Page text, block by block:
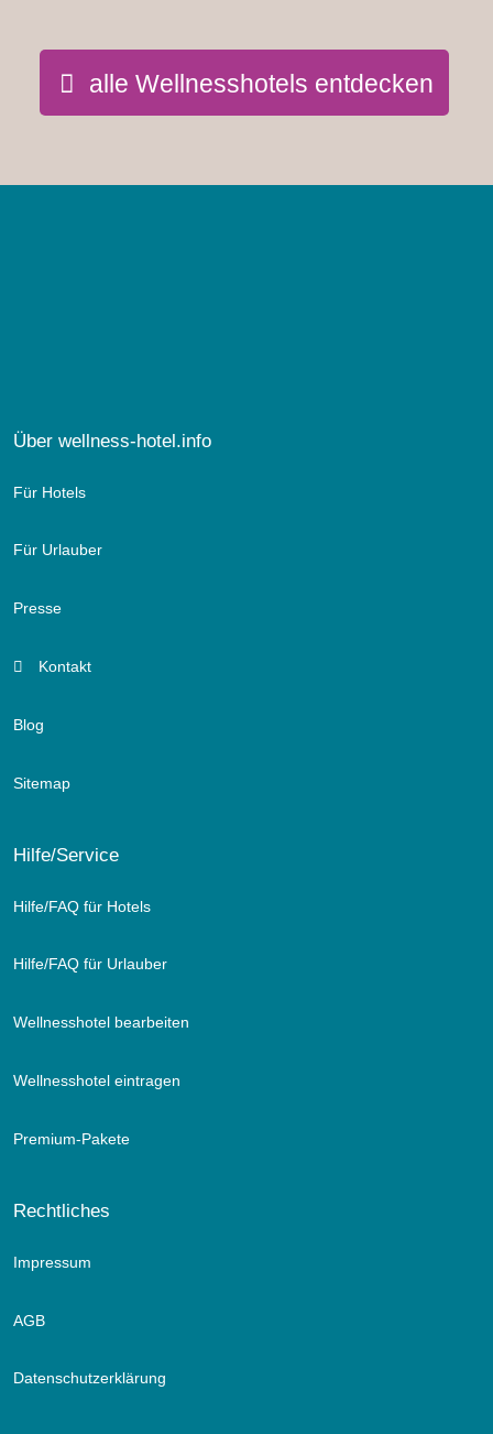
alle Wellnesshotels entdecken
Über wellness-hotel.info
Für Hotels
Für Urlauber
Presse
Kontakt
Blog
Sitemap
Hilfe/Service
Hilfe/FAQ für Hotels
Hilfe/FAQ für Urlauber
Wellnesshotel bearbeiten
Wellnesshotel eintragen
Premium-Pakete
Rechtliches
Impressum
AGB
Datenschutzerklärung